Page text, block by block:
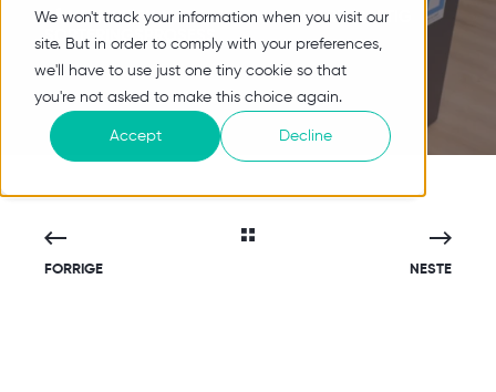
We won't track your information when you visit our
site. But in order to comply with your preferences,
we'll have to use just one tiny cookie so that
you're not asked to make this choice again.
Accept Decline
PÅ VEI MOT EN MER EFFEKTIV OG BÆREKRAFTIG
SORTERINGSPROSESS
FORRIGE NESTE